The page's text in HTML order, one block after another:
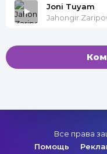
Joni Tuyam
Jahongir
Все права
Помощь